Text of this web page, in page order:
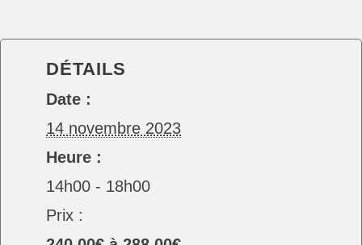
DÉTAILS
Date :
14 novembre 2023
Heure :
14h00 - 18h00
Prix :